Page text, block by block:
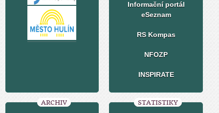
Informační portál
eSeznam
RS Kompas
NFOZP
INSPIRATE
ARCHIV STATISTIKY